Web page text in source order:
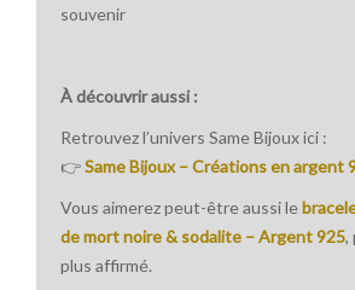
souvenir
À découvrir aussi :
Retrouvez l’univers Same Bijoux ici :
👉Same Bijoux – Créations en argent
Vous aimerez peut-être aussi le
de mort noire & sodalite – Argent 925,
plus affirmé.